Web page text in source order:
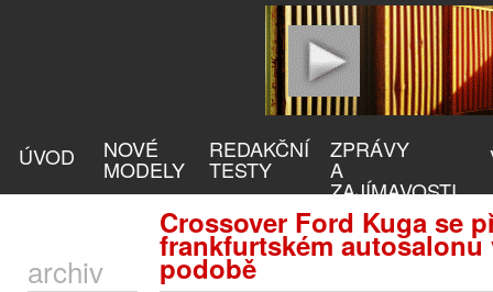
ÚVOD NOVÉ
MODELY
REDAKČNÍ
TESTY
ZPRÁVY
A
ZAJÍMAVOSTI
Crossover Ford Kuga se
frankfurtském autosalonu
podobě
archiv